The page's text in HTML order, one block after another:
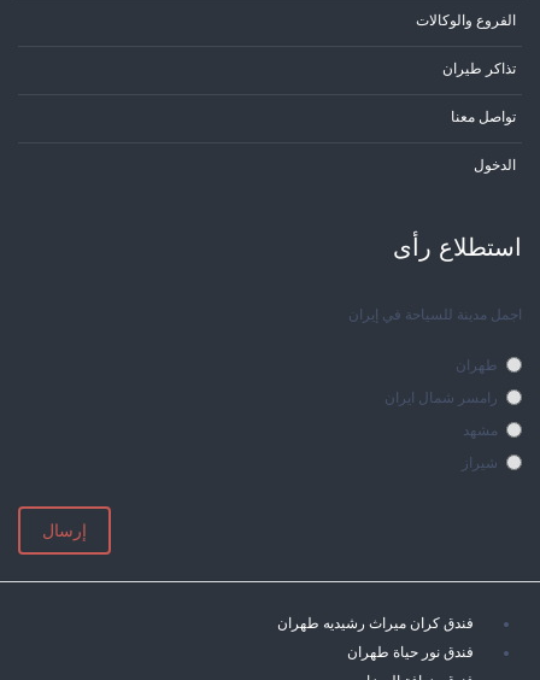
الفروع والوكالات
تذاكر طيران
تواصل معنا
الدخول
استطلاع رأی
اجمل مدينة للسياحة في إيران
طهران
رامسر شمال ايران
مشهد
شيراز
إرسال
فندق كران ميراث رشيديه طهران
فندق نور حياة طهران